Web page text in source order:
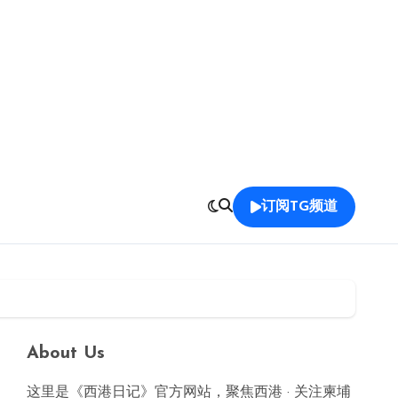
订阅TG频道
About Us
这里是《西港日记》官方网站，聚焦西港 · 关注柬埔